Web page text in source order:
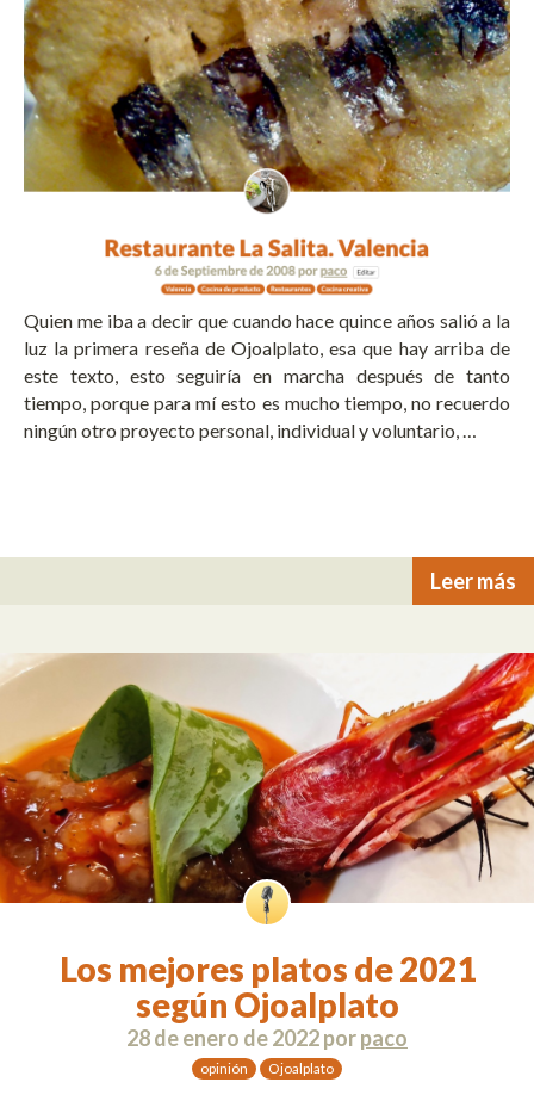
Quien me iba a decir que cuando hace quince años salió a la
luz la primera reseña de Ojoalplato, esa que hay arriba de
este texto, esto seguiría en marcha después de tanto
tiempo, porque para mí esto es mucho tiempo, no recuerdo
ningún otro proyecto personal, individual y voluntario, …
Leer más
Los mejores platos de 2021
según Ojoalplato
28 de enero de 2022porpaco
opinión Ojoalplato